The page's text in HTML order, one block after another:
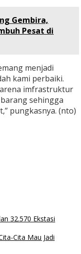
Gembira,
Pesat di
menjadi
kami perbaiki.
imfrastruktur
sehingga
pungkasnya. (nto)
32.570 Ekstasi
Cita Mau Jadi